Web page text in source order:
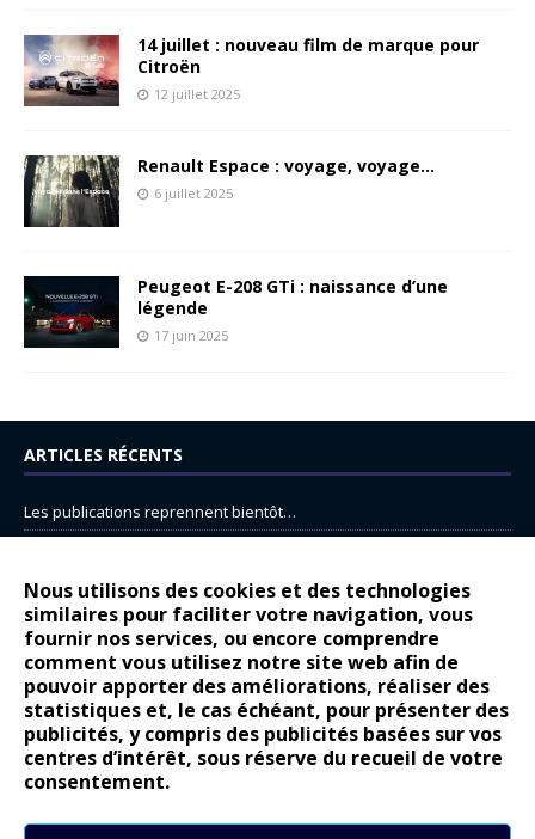
Nous utilisons des cookies et des technologies
similaires pour faciliter votre navigation, vous
fournir nos services, ou encore comprendre
comment vous utilisez notre site web afin de
pouvoir apporter des améliorations, réaliser des
statistiques et, le cas échéant, pour présenter des
publicités, y compris des publicités basées sur vos
centres d’intérêt, sous réserve du recueil de votre
consentement.
14 juillet : nouveau film de marque pour
Citroën
12 juillet 2025
Renault Espace : voyage, voyage…
6 juillet 2025
Peugeot E-208 GTi : naissance d’une
légende
17 juin 2025
ARTICLES RÉCENTS
Les publications reprennent bientôt…
14 juillet : nouveau film de marque pour Citroën
Renault Espace : voyage, voyage…
Peugeot E-208 GTi : naissance d’une légende
COMMENTAIRES RÉCENTS
Bernard DardartdansDacia Sandero : pour les gens vrais